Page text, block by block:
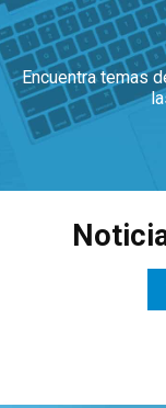
Encuentra temas